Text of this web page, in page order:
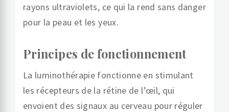
rayons ultraviolets, ce qui la rend sans danger
pour la peau et les yeux.
Principes de fonctionnement
La luminothérapie fonctionne en stimulant
les récepteurs de la rétine de l’œil, qui
envoient des signaux au cerveau pour réguler